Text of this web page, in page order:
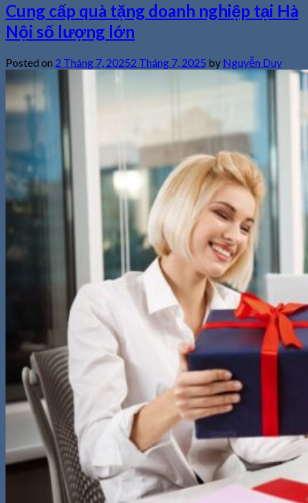
Cung cấp quà tặng doanh nghiệp tại Hà
Nội số lượng lớn
Posted on 2 Tháng 7, 20252 Tháng 7, 2025 by Nguyễn Duy